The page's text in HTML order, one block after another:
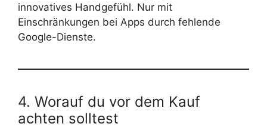
innovatives Handgefühl. Nur mit
Einschränkungen bei Apps durch fehlende
Google-Dienste.
4. Worauf du vor dem Kauf
achten solltest